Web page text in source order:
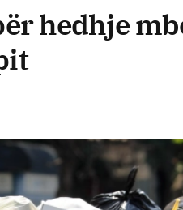
hedhje